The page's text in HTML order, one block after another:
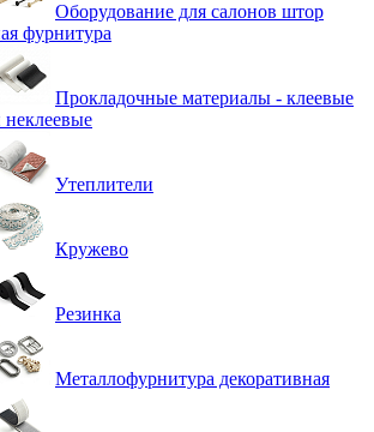
Оборудование для салонов штор
фурнитура
Прокладочные материалы - клеевые
неклеевые
Утеплители
Кружево
Резинка
Металлофурнитура декоративная